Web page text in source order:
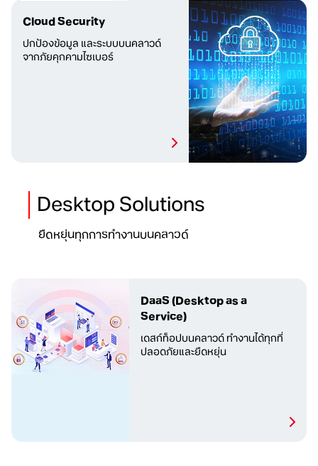
Cloud Security
ปกป้องข้อมูล และระบบบนคลาวด์
จากภัยคุกคามไซเบอร์
Desktop Solutions
ยืดหยุ่นทุกการทำงานบนคลาวด์
DaaS(Desktop as a
Service)
เดสก์ท็อปบนคลาวด์ ทำงานได้ทุกที่
ปลอดภัยและยืดหยุ่น